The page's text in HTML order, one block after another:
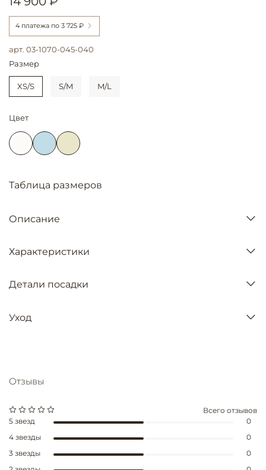
арт. 03-1070-045-040
4 платежа по 3 725 ₽
Размер
XS/S S/M M/L
Цвет
Таблица размеров
Описание
Характеристики
Детали посадки
Уход
Отзывы
Всего отзывов
5 звезд
0
4 звезды
0
3 звезды
0